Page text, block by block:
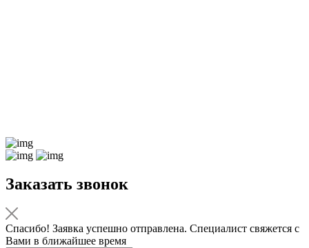
Заказать звонок
Спасибо! Заявка успешно отправлена. Специалист свяжется с
Вами в ближайшее время